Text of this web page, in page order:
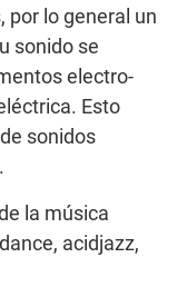
por lo general un
sonido se
electro-
Esto
sonidos
la música
acidjazz,